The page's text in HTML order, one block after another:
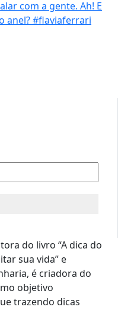
do livro “A dica do
sua vida” e
é criadora do
objetivo
trazendo dicas